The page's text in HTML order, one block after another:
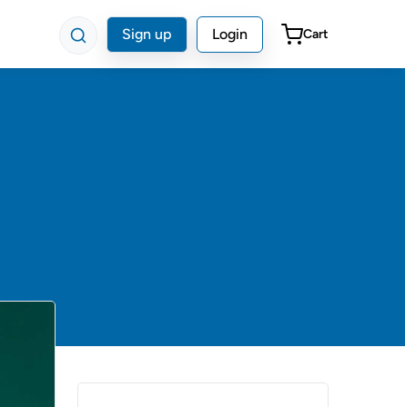
Sign up Login Cart